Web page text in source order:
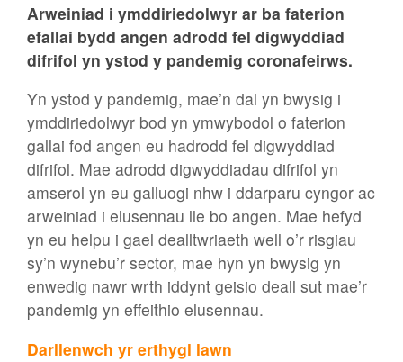
Arweiniad i ymddiriedolwyr ar ba faterion
efallai bydd angen adrodd fel digwyddiad
difrifol yn ystod y pandemig coronafeirws.
Yn ystod y pandemig, mae’n dal yn bwysig i
ymddiriedolwyr bod yn ymwybodol o faterion
gallai fod angen eu hadrodd fel digwyddiad
difrifol. Mae adrodd digwyddiadau difrifol yn
amserol yn eu galluogi nhw i ddarparu cyngor ac
arweiniad i elusennau lle bo angen. Mae hefyd
yn eu helpu i gael dealltwriaeth well o’r risgiau
sy’n wynebu’r sector, mae hyn yn bwysig yn
enwedig nawr wrth iddynt geisio deall sut mae’r
pandemig yn effeithio elusennau.
Darllenwch yr erthygl lawn